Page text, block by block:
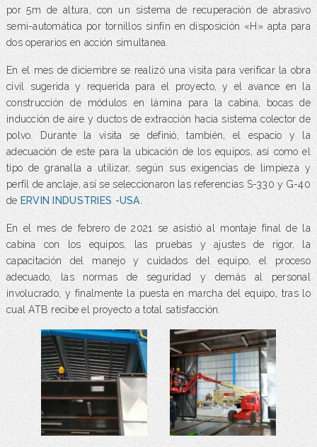
por 5m de altura, con un sistema de recuperación de abrasivo
semi-automática por tornillos sinfín en disposición «H» apta para
dos operarios en acción simultanea.
En el mes de diciembre se realizó una visita para verificar la obra
civil sugerida y requerida para el proyecto, y el avance en la
construcción de módulos en lámina para la cabina, bocas de
inducción de aire y ductos de extracción hacia sistema colector de
polvo. Durante la visita se definió, también, el espacio y la
adecuación de este para la ubicación de los equipos, así como el
tipo de granalla a utilizar, según sus exigencias de limpieza y
perfil de anclaje, así se seleccionaron las referencias S-330 y G-40
de ERVIN INDUSTRIES -USA.
En el mes de febrero de 2021 se asistió al montaje final de la
cabina con los equipos, las pruebas y ajustes de rigor, la
capacitación del manejo y cuidados del equipo, el proceso
adecuado, las normas de seguridad y demás al personal
involucrado, y finalmente la puesta en marcha del equipo, tras lo
cual ATB recibe el proyecto a total satisfacción.